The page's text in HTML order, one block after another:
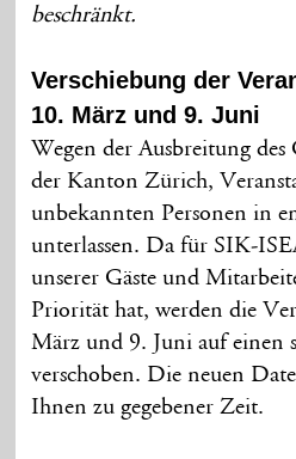
beschränkt.
Verschiebung der
10. März und 9. Juni
Wegen der Ausbreitung
der Kanton Zürich,
unbekannten Personen in
unterlassen. Da für SIK-
unserer Gäste und
Priorität hat, werden die
März und 9. Juni auf einen
verschoben. Die neuen
Ihnen zu gegebener Zeit.